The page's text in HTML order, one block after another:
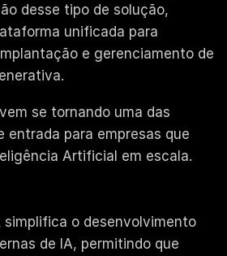
desse tipo de solução,
unificada para
e gerenciamento de
se tornando uma das
entrada para empresas que
Artificial em escala.
simplifica o desenvolvimento
de IA, permitindo que